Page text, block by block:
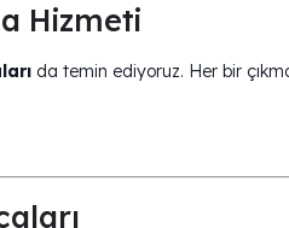
Hizmeti
da temin ediyoruz. Her bir